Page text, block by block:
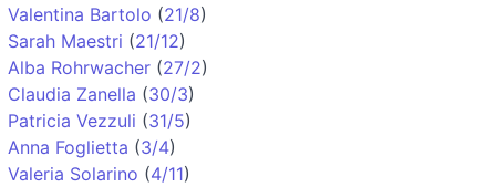
Valentina Bartolo (21/8)
Sarah Maestri (21/12)
Alba Rohrwacher (27/2)
Claudia Zanella (30/3)
Patricia Vezzuli (31/5)
Anna Foglietta (3/4)
Valeria Solarino (4/11)